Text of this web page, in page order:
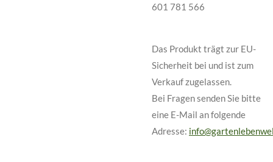
601 781 566
Das Produkt trägt zur EU-
Sicherheit bei und ist zum
Verkauf zugelassen.
Bei Fragen senden Sie bitte
eine E-Mail an folgende
Adresse: